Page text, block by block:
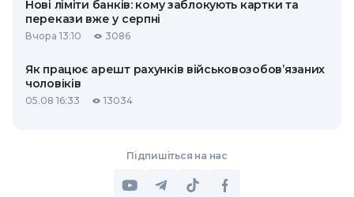
Нові ліміти банків: кому заблокують картки та
перекази вже у серпні
Вчора 13:10 3086
Як працює арешт рахунків військовозобов’язаних
чоловіків
05.08 16:33 13034
Підпишіться на нас